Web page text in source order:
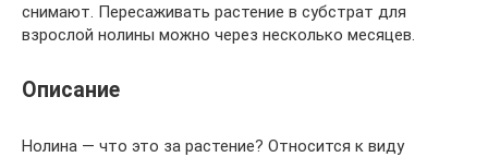
снимают. Пересаживать растение в субстрат для
взрослой нолины можно через несколько месяцев.
Описание
Нолина — что это за растение? Относится к виду